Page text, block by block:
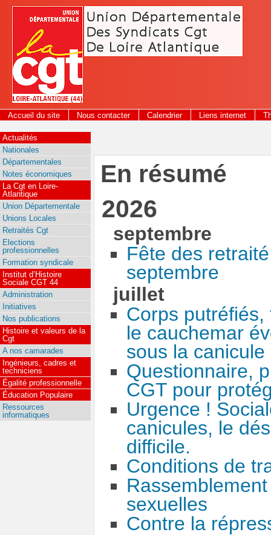
Panneau de gestion des cookies
Accueil du site Nous contacter Calendrier Liens internet
En résumé
2026
septembre
Fête des
septembre
juillet
Corps
le cauchemar
sous la canicule
Questionnaire,
CGT pour
Urgence !
canicules, le
difficile.
Conditions de
sexuelles
Contre la
Actualités
Nationales
Départementales
Notes économiques
La Cgt en Loire-
Atlantique
Union Départementale
Unions Locales
Retraités Cgt
Elections
professionnelles
Formation syndicale
Institut d’Histoire
Sociale CGT 44
Administration
Initiatives
Nos publications
Histoire et valeurs de la
Cgt
A nos camarades
Ingénieurs, cadres et
techniciens
Égalité professionnelle
Éducation Populaire
Ressources
informatiques